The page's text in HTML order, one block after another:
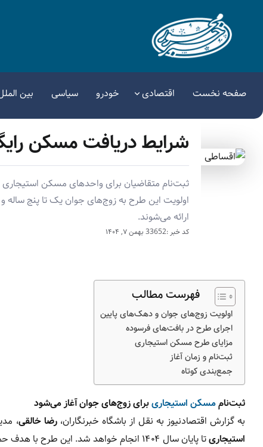
صفحه نخست اقتصادی خودرو سیاسی بین
شرایط دریافت مسکن
ثبت‌نام متقاضیان برای واحدهای مسکن استیجاری
اولویت این طرح به زوج‌های جوان یک تا پنج
ارائه می‌شوند.
کد خبر :33652 بهمن ۷, ۱۴۰۴
فهرست مطالب
اولویت زوج‌های جوان و دهک‌های پایین
اجرای طرح در بافت‌های فرسوده
مزایای طرح مسکن استیجاری
ثبت‌نام و زمان آغاز
جمع‌بندی کوتاه
ثبت‌ناممسکن استیجاریبرای زوج‌های جوان آغاز می‌شود
به گزارش اقتصادنیوز به نقل از باشگاه خبرنگاران،رضا خالقی،
استیجاریتا پایان سال ۱۴۰۴ انجام خواهد شد. این طرح با هدف حمایت از